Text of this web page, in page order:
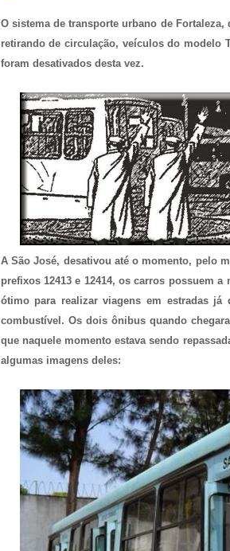
O sistema de transporte urbano de
retirando de circulação, veículos do modelo
foram desativados desta vez.
A São José, desativou até o momento, pelo
prefixos 12413 e 12414, os carros possuem
ótimo para realizar viagens em estradas
combustível. Os dois ônibus quando
que naquele momento estava sendo
algumas imagens deles: